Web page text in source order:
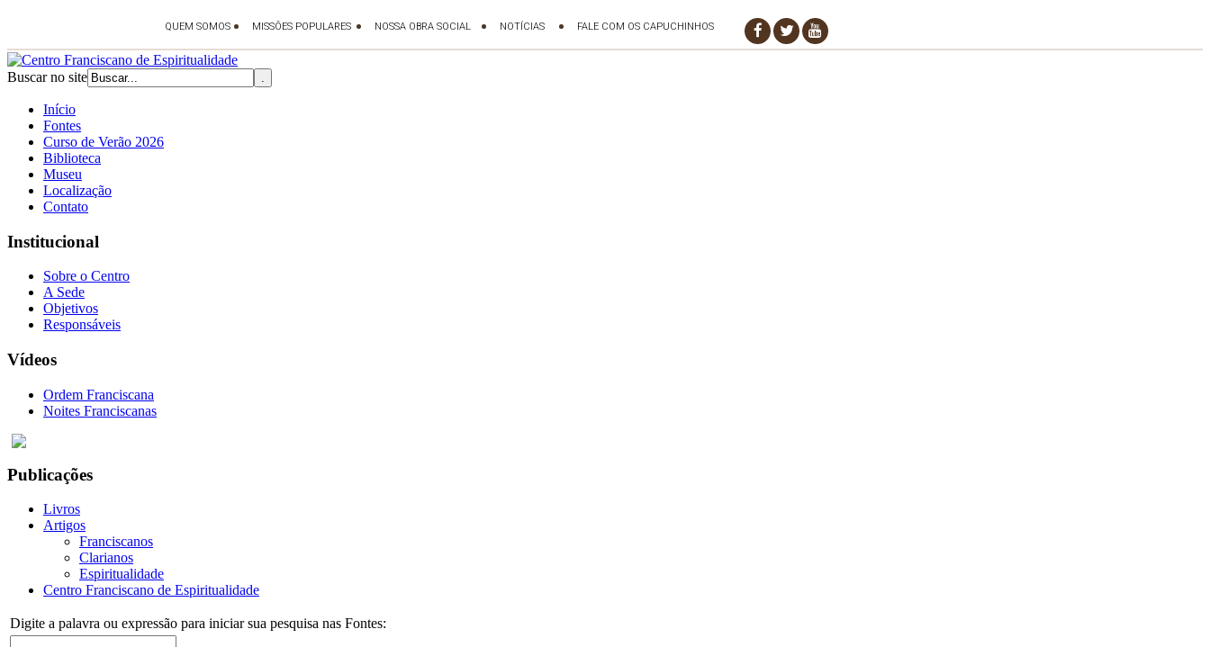
Buscar no site
Início
Fontes
Curso de Verão 2026
Biblioteca
Museu
Localização
Contato
Institucional
Sobre o Centro
A Sede
Objetivos
Responsáveis
Vídeos
Ordem Franciscana
Noites Franciscanas
Publicações
Livros
Artigos
Franciscanos
Clarianos
Espiritualidade
Centro Franciscano de Espiritualidade
Digite a palavra ou expressão para iniciar sua pesquisa nas Fontes: